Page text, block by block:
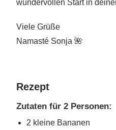
wundervollen Start in
Viele Grüße
Namasté Sonja🌺
Rezept
Zutaten für 2 Personen:
2 kleine Bananen